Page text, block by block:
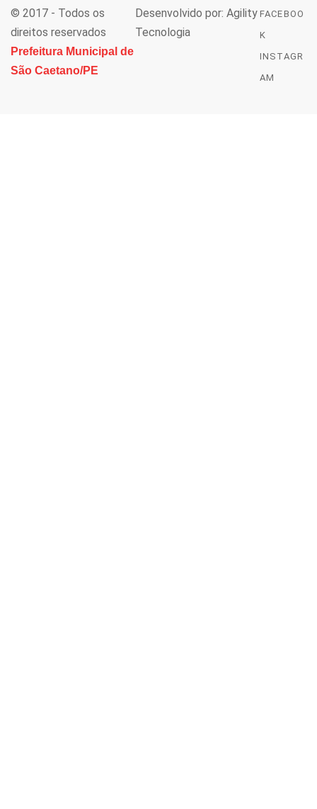
© 2017 - Todos os
direitos reservados
Prefeitura Municipal de
São Caetano/PE
Desenvolvido por: Agility
Tecnologia
FACEBOO
K
INSTAGR
AM